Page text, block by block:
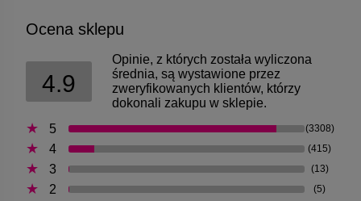
Ocena sklepu
4.9
Opinie, z których została wyliczona
średnia, są wystawione przez
zweryfikowanych klientów, którzy
dokonali zakupu w sklepie.
5
(3308)
4 (415)
3 (13)
2 (5)